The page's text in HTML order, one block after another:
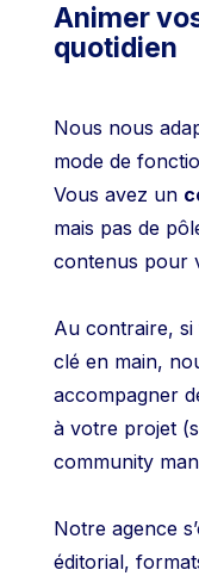
Animer
quotidien
Nous nous
mode de
Vous avez un
mais pas de
contenus pour
Au contraire,
clé en main,
accompagner
à votre projet
community
Notre agence
éditorial,